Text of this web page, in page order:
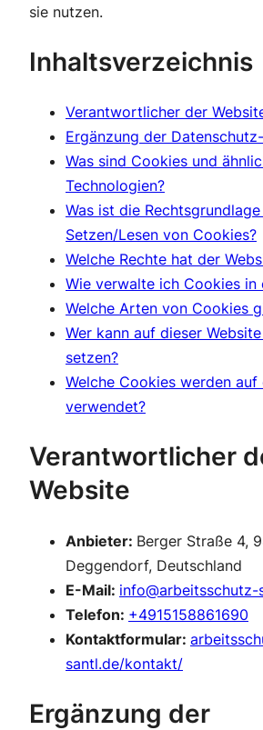
sie nutzen.
Inhaltsverzeichnis
Verantwortlicher der
Ergänzung der
Was sind Cookies und
Technologien?
Was ist die
Setzen/Lesen von Cookies?
Welche Rechte hat der
Wie verwalte ich Cookies in
Welche Arten von Cookies
Wer kann auf dieser
setzen?
Welche Cookies werden auf
verwendet?
Verantwortlicher
Website
Anbieter: Berger Straße 4,
Deggendorf, Deutschland
E-Mail: info@arbeitsschutz-
Telefon: +4915158861690
Kontaktformular:
santl.de/kontakt/
Ergänzung der